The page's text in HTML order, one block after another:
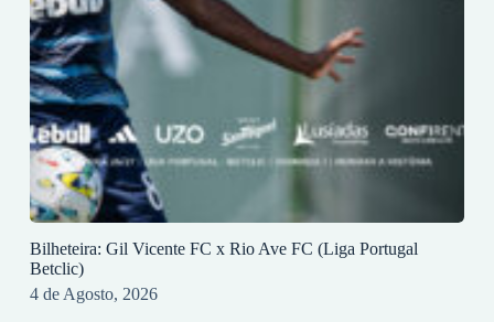
Bilheteira: Gil Vicente FC x Rio Ave FC (Liga Portugal
Betclic)
4 de Agosto, 2026